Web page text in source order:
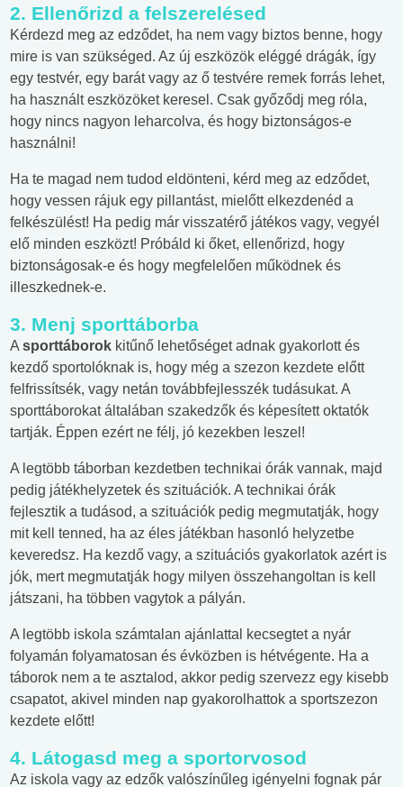
2. Ellenőrizd a felszerelésed
Kérdezd meg az edződet, ha nem vagy biztos benne, hogy
mire is van szükséged. Az új eszközök eléggé drágák, így
egy testvér, egy barát vagy az ő testvére remek forrás lehet,
ha használt eszközöket keresel. Csak győződj meg róla,
hogy nincs nagyon leharcolva, és hogy biztonságos-e
használni!
Ha te magad nem tudod eldönteni, kérd meg az edződet,
hogy vessen rájuk egy pillantást, mielőtt elkezdenéd a
felkészülést! Ha pedig már visszatérő játékos vagy, vegyél
elő minden eszközt! Próbáld ki őket, ellenőrizd, hogy
biztonságosak-e és hogy megfelelően működnek és
illeszkednek-e.
3. Menj sporttáborba
A sporttáborok kitűnő lehetőséget adnak gyakorlott és
kezdő sportolóknak is, hogy még a szezon kezdete előtt
felfrissítsék, vagy netán továbbfejlesszék tudásukat. A
sporttáborokat általában szakedzők és képesített oktatók
tartják. Éppen ezért ne félj, jó kezekben leszel!
A legtöbb táborban kezdetben technikai órák vannak, majd
pedig játékhelyzetek és szituációk. A technikai órák
fejlesztik a tudásod, a szituációk pedig megmutatják, hogy
mit kell tenned, ha az éles játékban hasonló helyzetbe
keveredsz. Ha kezdő vagy, a szituációs gyakorlatok azért is
jók, mert megmutatják hogy milyen összehangoltan is kell
játszani, ha többen vagytok a pályán.
A legtöbb iskola számtalan ajánlattal kecsegtet a nyár
folyamán folyamatosan és évközben is hétvégente. Ha a
táborok nem a te asztalod, akkor pedig szervezz egy kisebb
csapatot, akivel minden nap gyakorolhattok a sportszezon
kezdete előtt!
4. Látogasd meg a sportorvosod
Az iskola vagy az edzők valószínűleg igényelni fognak pár